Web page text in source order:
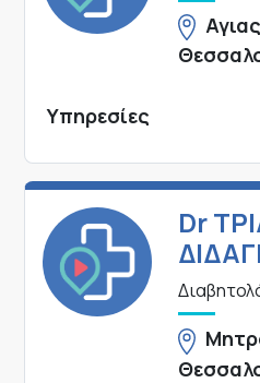
Υπηρεσίες
Dr